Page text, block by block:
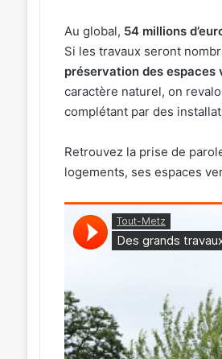
Au global, 54 millions
Si les travaux seront
préservation des
caractère naturel, on
complétant par des
Retrouvez la prise de
logements, ses espaces